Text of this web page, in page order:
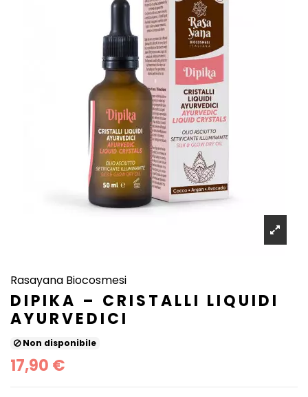
Rasayana Biocosmesi
DIPIKA – CRISTALLI LIQUIDI
AYURVEDICI
Non disponibile
17,90 €